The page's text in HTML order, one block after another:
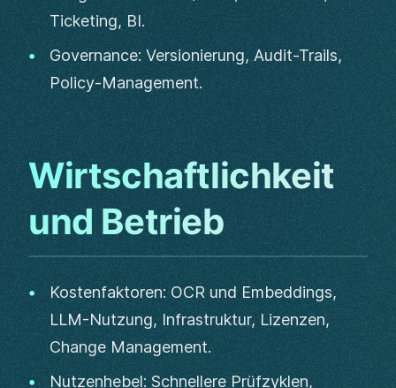
Ticketing, BI.
Governance: Versionierung, Audit-Trails,
Policy-Management.
Wirtschaftlichkeit
und Betrieb
Kostenfaktoren: OCR und Embeddings,
LLM-Nutzung, Infrastruktur, Lizenzen,
Change Management.
Nutzenhebel: Schnellere Prüfzyklen,